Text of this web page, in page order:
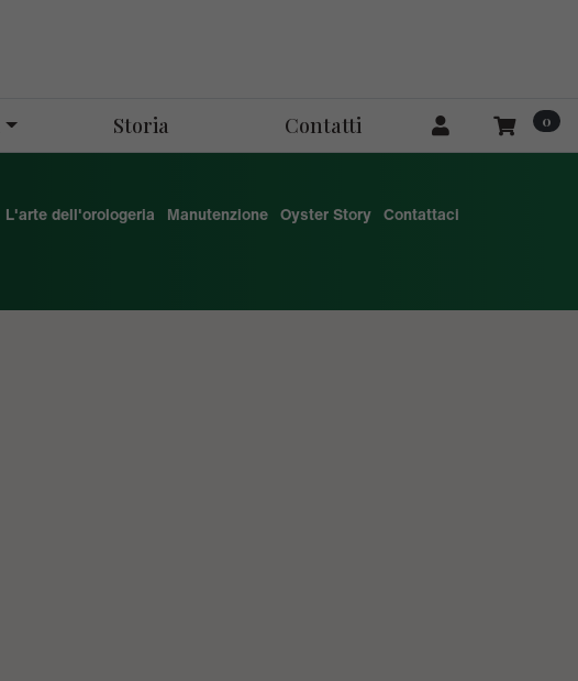
Storia Contatti 0
L'arte dell'orologeria Manutenzione Oyster Story Contattaci